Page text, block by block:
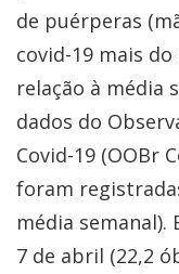
de puérperas
covid-19 mais
relação à média
dados do
Covid-19 (OOBr
foram
média semanal).
7 de abril (22,2